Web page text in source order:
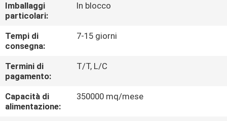
CONTATTICI
RICHIEDA
UNA
CITAZIONE
Imballaggi
particolari:
In blocco
Tempi di
consegna:
7-15 giorni
Termini di
pagamento:
T/T, L/C
Capacità di
alimentazione:
350000 mq/mese